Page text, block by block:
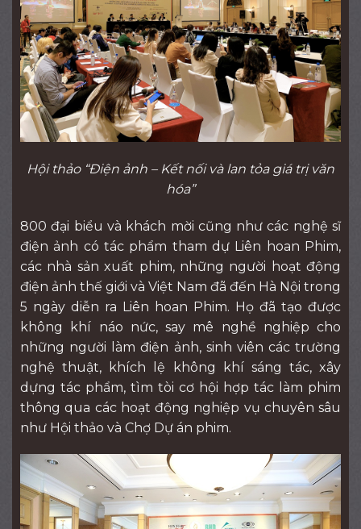
Hội thảo “Điện ảnh – Kết nối và lan tỏa giá trị văn
hóa”
800 đại biểu và khách mời cũng như các nghệ sĩ
điện ảnh có tác phẩm tham dự Liên hoan Phim,
các nhà sản xuất phim, những người hoạt động
điện ảnh thế giới và Việt Nam đã đến Hà Nội trong
5 ngày diễn ra Liên hoan Phim. Họ đã tạo được
không khí náo nức, say mê nghề nghiệp cho
những người làm điện ảnh, sinh viên các trường
nghệ thuật, khích lệ không khí sáng tác, xây
dựng tác phẩm, tìm tòi cơ hội hợp tác làm phim
thông qua các hoạt động nghiệp vụ chuyên sâu
như Hội thảo và Chợ Dự án phim.